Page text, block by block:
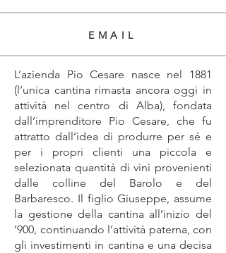
EMAIL
L’azienda Pio Cesare nasce nel 1881
(l’unica cantina rimasta ancora oggi in
attività nel centro di Alba), fondata
dall’imprenditore Pio Cesare, che fu
attratto dall’idea di produrre per sé e
per i propri clienti una piccola e
selezionata quantità di vini provenienti
dalle colline del Barolo e del
Barbaresco. Il figlio Giuseppe, assume
la gestione della cantina all’inizio del
‘900, continuando l’attività paterna, con
gli investimenti in cantina e una decisa